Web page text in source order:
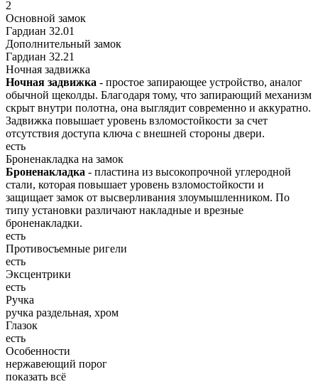
2
Основной замок
Гардиан 32.01
Дополнительный замок
Гардиан 32.21
Ночная задвижка
Ночная задвижка - простое запирающее устройство, аналог
обычной щеколды. Благодаря тому, что запирающий механизм
скрыт внутри полотна, она выглядит современно и аккуратно.
Задвижка повышает уровень взломостойкости за счет
отсутствия доступа ключа с внешней стороны двери.
есть
Броненакладка на замок
Броненакладка - пластина из высокопрочной углеродной
стали, которая повышает уровень взломостойкости и
защищает замок от высверливания злоумышленником. По
типу установки различают накладные и врезные
броненакладки.
есть
Противосъемные ригели
есть
Эксцентрики
есть
Ручка
ручка раздельная, хром
Глазок
есть
Особенности
нержавеющий порог
показать всё